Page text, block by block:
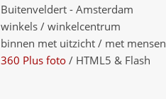
Buitenveldert - Amsterdam
winkels / winkelcentrum
binnen met uitzicht / met mensen
360 Plus foto / HTML5 & Flash